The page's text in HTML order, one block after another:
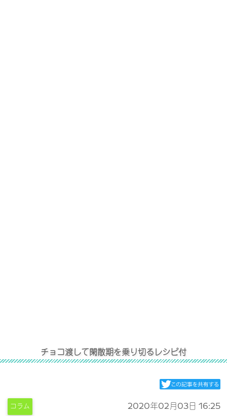
チョコ渡して閑散期を乗り切るレシピ付
コラム 2020年02月03日 16:25